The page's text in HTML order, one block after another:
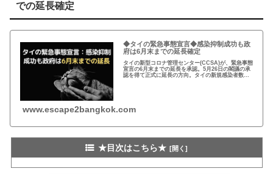
での延長確定
◆タイの緊急事態宣言◆感染抑制成功も政
府は6月末までの延長確定
タイの新型コロナ管理センター(CCSA)が、緊急事態
宣言の6月末までの延長を承認。5月26日の閣議の承
認を得て正式に延長の方向。タイの新規感染者数は5
www.escape2bangkok.com
★目次はこちら★